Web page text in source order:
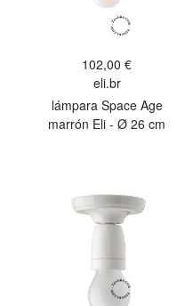
102,00 €
eli.br
lámpara Space Age
marrón Eli - Ø 26 cm